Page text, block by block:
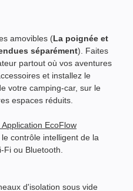
amovibles (La poignée et
séparément). Faites
partout où vos aventures
et installez le
votre camping-car, sur le
espaces réduits.
EcoFlow
contrôle intelligent de la
ou Bluetooth.
d'isolation sous vide